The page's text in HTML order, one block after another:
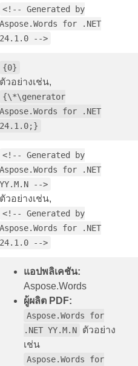
<!-- Generated by
Aspose.Words for .NET
24.1.0 -->
{0}
ตัวอย่างเช่น,
{\*\generator
Aspose.Words for .NET
24.1.0;}
<!-- Generated by
Aspose.Words for .NET
YY.M.N -->
ตัวอย่างเช่น,
<!-- Generated by
Aspose.Words for .NET
24.1.0 -->
แอปพลิเคชัน:
Aspose.Words
ผู้ผลิต PDF:
Aspose.Words for
.NET YY.M.N
ตัวอย่าง
เช่น
Aspose.Words for